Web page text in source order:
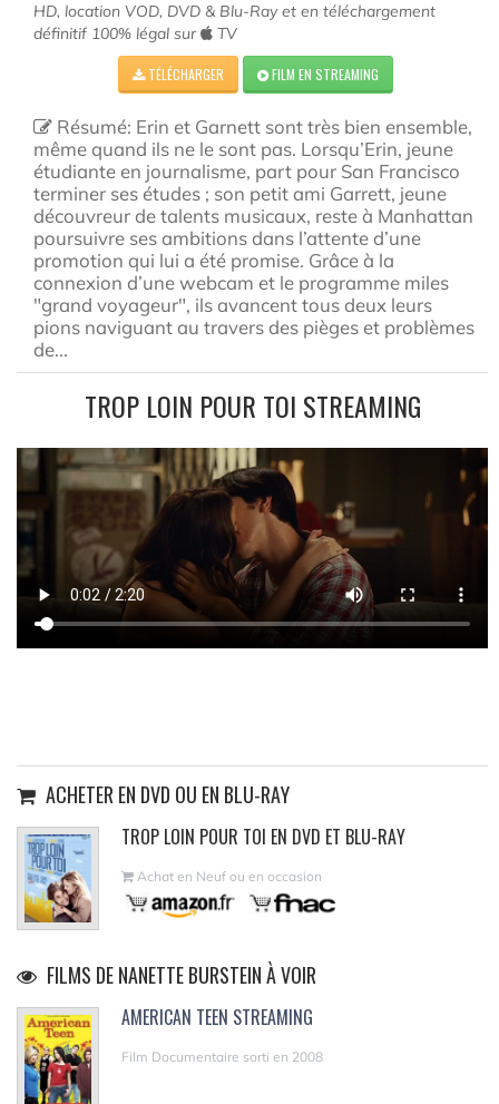
HD, location VOD, DVD & Blu-Ray et en téléchargement
définitif 100% légal sur
TV
TÉLÉCHARGER FILM EN STREAMING
Résumé: Erin et Garnett sont très bien ensemble,
même quand ils ne le sont pas. Lorsqu’Erin, jeune
étudiante en journalisme, part pour San Francisco
terminer ses études ; son petit ami Garrett, jeune
découvreur de talents musicaux, reste à Manhattan
poursuivre ses ambitions dans l’attente d’une
promotion qui lui a été promise. Grâce à la
connexion d’une webcam et le programme miles
"grand voyageur", ils avancent tous deux leurs
pions naviguant au travers des pièges et problèmes
de...
TROP LOIN POUR TOI STREAMING
ACHETER EN DVD OU EN BLU-RAY
TROP LOIN POUR TOI EN DVD ET BLU-RAY
Achat en Neuf ou en occasion
FILMS DE NANETTE BURSTEIN À VOIR
AMERICAN TEEN STREAMING
Film Documentaire sorti en 2008